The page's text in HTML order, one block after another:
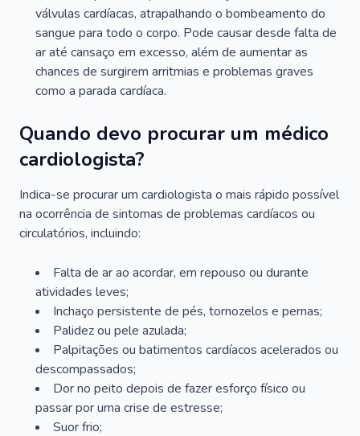
válvulas cardíacas, atrapalhando o bombeamento do
sangue para todo o corpo. Pode causar desde falta de
ar até cansaço em excesso, além de aumentar as
chances de surgirem arritmias e problemas graves
como a parada cardíaca.
Quando devo procurar um médico
cardiologista?
Indica-se procurar um cardiologista o mais rápido possível
na ocorrência de sintomas de problemas cardíacos ou
circulatórios, incluindo:
Falta de ar ao acordar, em repouso ou durante
atividades leves;
Inchaço persistente de pés, tornozelos e pernas;
Palidez ou pele azulada;
Palpitações ou batimentos cardíacos acelerados ou
descompassados;
Dor no peito depois de fazer esforço físico ou
passar por uma crise de estresse;
Suor frio;